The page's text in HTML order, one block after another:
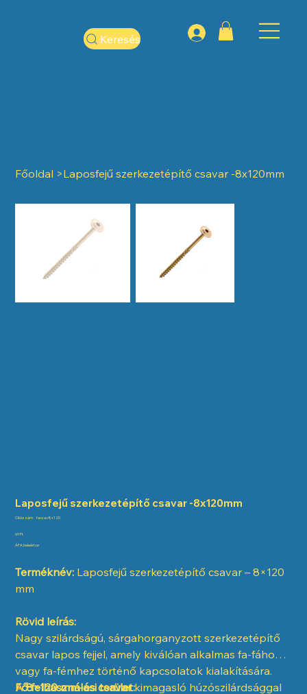
Keresés
Főoldal >Laposfejű szerkezetépítő csavar -8x120mm
Laposfejű szerkezetépítő csavar -8x120mm
Cikkszám: Cikkszám:
facsav8x120
Ár
69 Ft
ÁFA beleértve
Terméknév: Laposfejű szerkezetépítő csavar – 8×120
mm
Rövid leírás:
Nagy szilárdságú, sárgahorganyzott szerkezetépítő
csavar lapos fejjel, amely kiválóan alkalmas fa-fához
vagy fa-fémhez történő kapcsolatok kialakítására.
A8×120 mm-es csavarkimagasló húzószilárdsággal
Fő felhasználási terület: